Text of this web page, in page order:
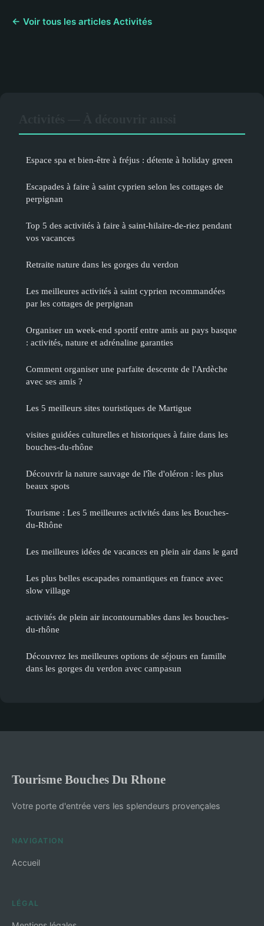
← Voir tous les articles Activités
Espace spa et bien-être à fréjus : détente à holiday green
Escapades à faire à saint cyprien selon les cottages de
perpignan
Top 5 des activités à faire à saint-hilaire-de-riez pendant
vos vacances
Retraite nature dans les gorges du verdon
Les meilleures activités à saint cyprien recommandées
par les cottages de perpignan
Organiser un week-end sportif entre amis au pays basque
: activités, nature et adrénaline garanties
Comment organiser une parfaite descente de l'Ardèche
avec ses amis ?
Les 5 meilleurs sites touristiques de Martigue
visites guidées culturelles et historiques à faire dans les
bouches-du-rhône
Découvrir la nature sauvage de l'île d'oléron : les plus
beaux spots
Tourisme : Les 5 meilleures activités dans les Bouches-
du-Rhône
Les meilleures idées de vacances en plein air dans le gard
Les plus belles escapades romantiques en france avec
slow village
activités de plein air incontournables dans les bouches-
du-rhône
Découvrez les meilleures options de séjours en famille
dans les gorges du verdon avec campasun
Tourisme Bouches Du Rhone
Votre porte d'entrée vers les splendeurs provençales
NAVIGATION
Accueil
LÉGAL